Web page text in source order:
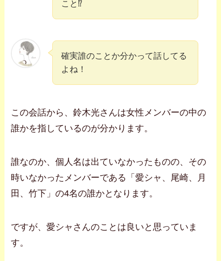
こと⁉
確実誰のことか分かって話してる
よね！
この会話から、鈴木光さんは女性メンバーの中の
誰かを指しているのが分かります。
誰なのか、個人名は出ていなかったものの、その
時いなかったメンバーである「愛シャ、尾崎、月
田、竹下」の4名の誰かとなります。
ですが、愛シャさんのことは良いと思っていま
す。